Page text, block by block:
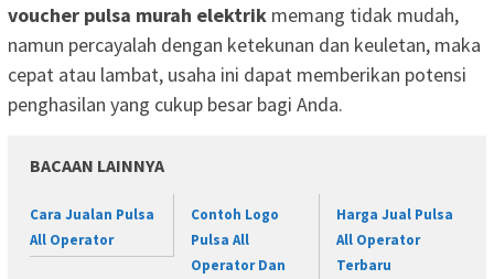
voucher pulsa murah elektrik memang tidak mudah,
namun percayalah dengan ketekunan dan keuletan, maka
cepat atau lambat, usaha ini dapat memberikan potensi
penghasilan yang cukup besar bagi Anda.
BACAAN LAINNYA
Cara Jualan Pulsa
All Operator
Contoh Logo
Pulsa All
Operator Dan
Harga Jual Pulsa
All Operator
Terbaru